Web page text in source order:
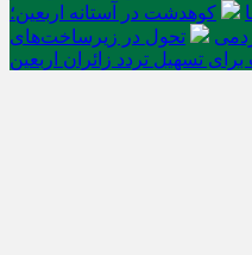
کوهدشت در آستانه اربعین؛
تحول در زیرساخت‌های
تسهیل تردد زائران اربعین